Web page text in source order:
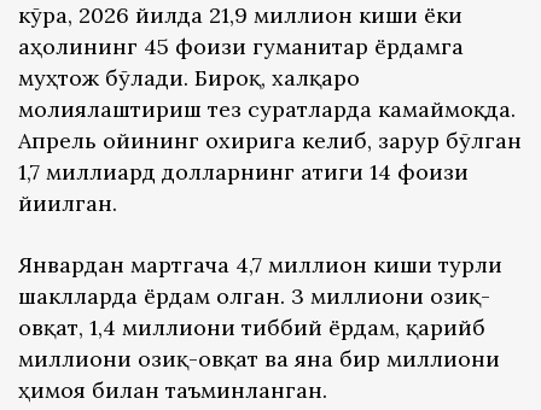
кўра, 2026 йилда 21,9 миллион киши ёки
аҳолининг 45 фоизи гуманитар ёрдамга
муҳтож бўлади. Бироқ, халқаро
молиялаштириш тез суратларда камаймоқда.
Апрель ойининг охирига келиб, зарур бўлган
1,7 миллиард долларнинг атиги 14 фоизи
йиғилган.
Январдан мартгача 4,7 миллион киши турли
шаклларда ёрдам олган. 3 миллиони озиқ-
овқат, 1,4 миллиони тиббий ёрдам, қарийб
миллиони озиқ-овқат ва яна бир миллиони
ҳимоя билан таъминланган.